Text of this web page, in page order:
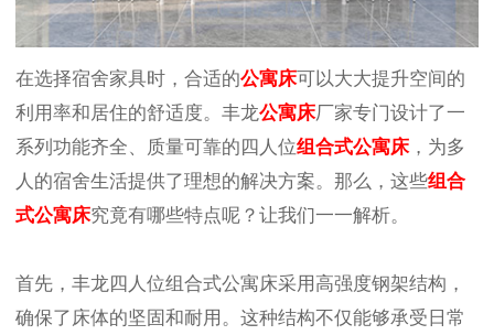
在选择宿舍家具时，合适的公寓床可以大大提升空间的
利用率和居住的舒适度。丰龙公寓床厂家专门设计了一
系列功能齐全、质量可靠的四人位组合式公寓床，为多
人的宿舍生活提供了理想的解决方案。那么，这些组合
式公寓床究竟有哪些特点呢？让我们一一解析。
首先，丰龙四人位组合式公寓床采用高强度钢架结构，
确保了床体的坚固和耐用。这种结构不仅能够承受日常